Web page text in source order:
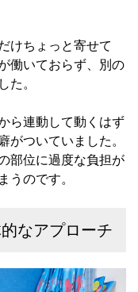
けちょっと寄せて
働いておらず、別の
た。
ら連動して動くはず
がついていました。
部位に過度な負担が
うのです。
なアプローチ